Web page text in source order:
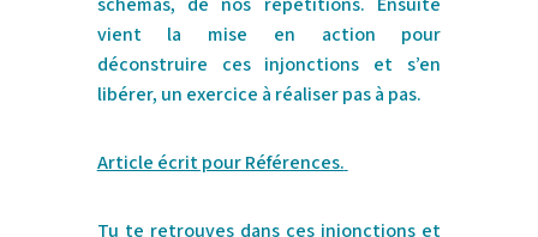
schémas, de nos répétitions. Ensuite
vient la mise en action pour
déconstruire ces injonctions et s’en
libérer, un exercice à réaliser pas à pas.
Article écrit pour Références.